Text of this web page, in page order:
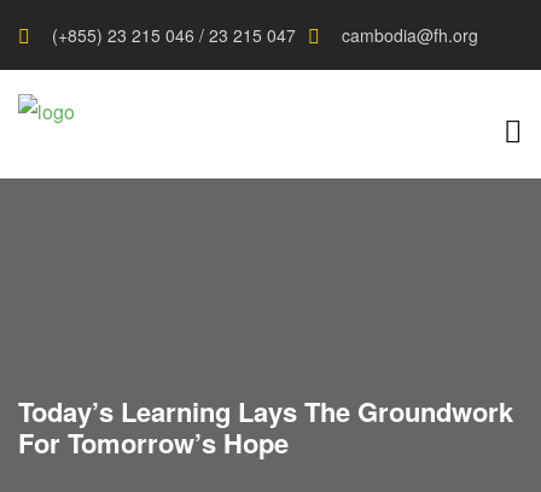
(+855) 23 215 046 / 23 215 047 cambodia@fh.org
Today’s Learning Lays The Groundwork
For Tomorrow’s Hope